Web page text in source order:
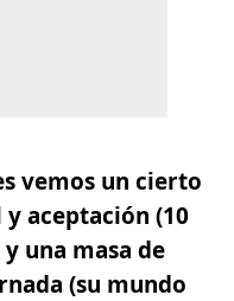
vemos un cierto
aceptación (10
una masa de
(su mundo